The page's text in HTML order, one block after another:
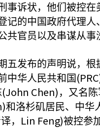
事诉状，他们被控在
记的中国政府代理人
共官员以及串谋从事
五发布的声明说，根
中华人民共和国
(John Chen) ，又名陈
和洛杉矶居民、中华
， Lin Feng)被控参